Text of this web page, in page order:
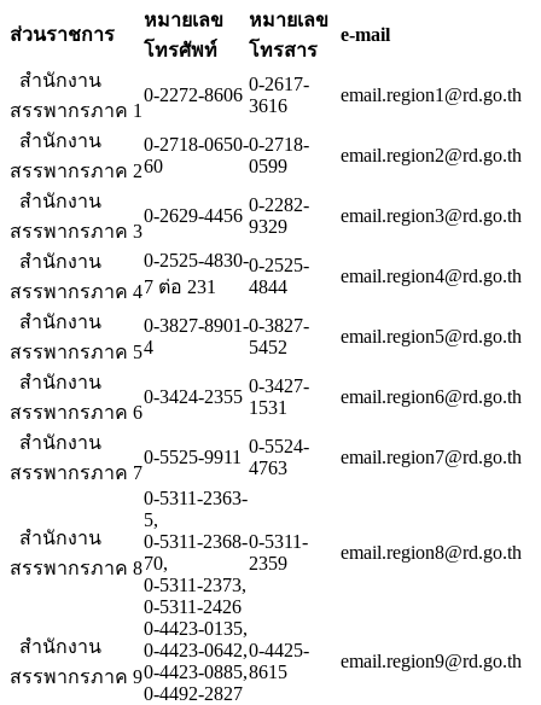
ส่วนราชการ
หมายเลข
โทรศัพท์
หมายเลข
โทรสาร
e-mail
สำนักงาน
สรรพากรภาค 1
0-2272-8606
0-2617-
3616
email.region1@rd.go.th
สำนักงาน
สรรพากรภาค 2
0-2718-0650-
60
0-2718-
0599
email.region2@rd.go.th
สำนักงาน
สรรพากรภาค 3
0-2629-4456
0-2282-
9329
email.region3@rd.go.th
สำนักงาน
สรรพากรภาค 4
0-2525-4830-
7 ต่อ 231
0-2525-
4844
email.region4@rd.go.th
สำนักงาน
สรรพากรภาค 5
0-3827-8901-
4
0-3827-
5452
email.region5@rd.go.th
สำนักงาน
สรรพากรภาค 6
0-3424-2355
0-3427-
1531
email.region6@rd.go.th
สำนักงาน
สรรพากรภาค 7
0-5525-9911
0-5524-
4763
email.region7@rd.go.th
สำนักงาน
สรรพากรภาค 8
0-5311-2363-
5,
0-5311-2368-
70,
0-5311-2373,
0-5311-2426
0-5311-
2359
email.region8@rd.go.th
สำนักงาน
สรรพากรภาค 9
0-4423-0135,
0-4423-0642,
0-4423-0885,
0-4492-2827
0-4425-
8615
email.region9@rd.go.th